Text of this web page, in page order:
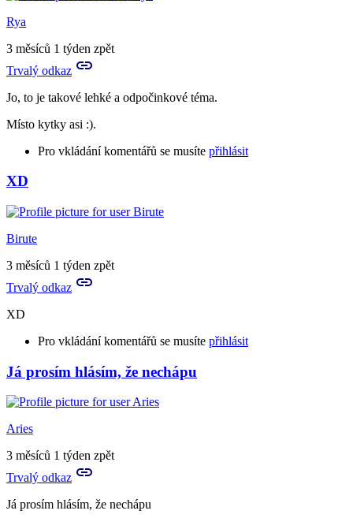
Rya
3 měsíců 1 týden zpět
Trvalý odkaz
Jo, to je takové lehké a odpočinkové téma.
Místo kytky asi :).
Pro vkládání komentářů se musíte přihlásit
XD
Birute
3 měsíců 1 týden zpět
Trvalý odkaz
XD
Pro vkládání komentářů se musíte přihlásit
In
reply
to
Jo,
to
je
lehké
by
Já prosím hlásím, že nechápu
Aries
3 měsíců 1 týden zpět
Trvalý odkaz
Já prosím hlásím, že nechápu